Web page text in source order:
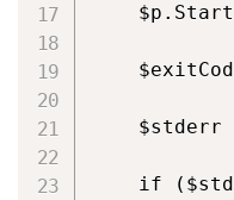
$stderr
if